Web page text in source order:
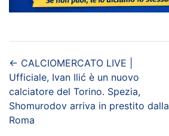
← CALCIOMERCATO LIVE |
Ufficiale, Ivan Ilić è un nuovo
calciatore del Torino. Spezia,
Shomurodov arriva in prestito dalla
Roma